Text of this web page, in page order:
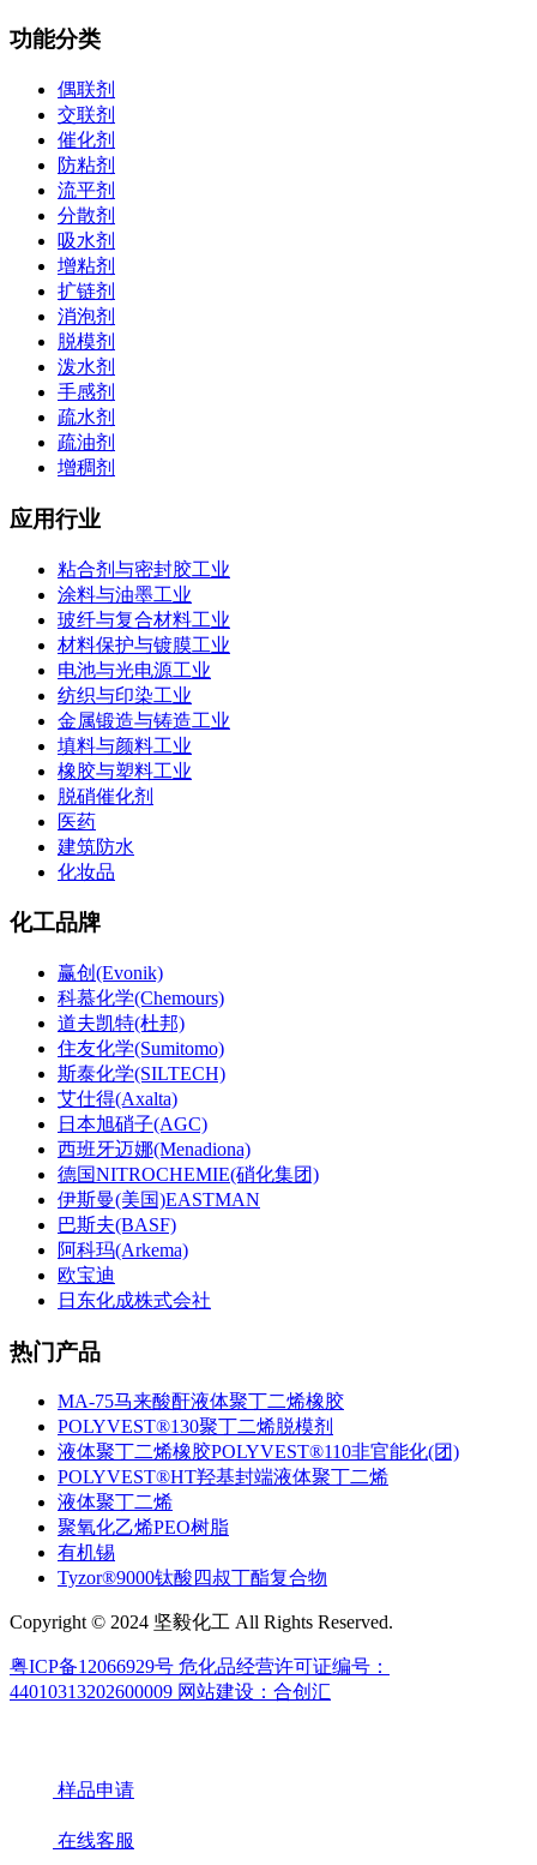
功能分类
偶联剂
交联剂
催化剂
防粘剂
流平剂
分散剂
吸水剂
增粘剂
扩链剂
消泡剂
脱模剂
泼水剂
手感剂
疏水剂
疏油剂
增稠剂
应用行业
粘合剂与密封胶工业
涂料与油墨工业
玻纤与复合材料工业
材料保护与镀膜工业
电池与光电源工业
纺织与印染工业
金属锻造与铸造工业
填料与颜料工业
橡胶与塑料工业
脱硝催化剂
医药
建筑防水
化妆品
化工品牌
赢创(Evonik)
科慕化学(Chemours)
道夫凯特(杜邦)
住友化学(Sumitomo)
斯泰化学(SILTECH)
艾仕得(Axalta)
日本旭硝子(AGC)
西班牙迈娜(Menadiona)
德国NITROCHEMIE(硝化集团)
伊斯曼(美国)EASTMAN
巴斯夫(BASF)
阿科玛(Arkema)
欧宝迪
日东化成株式会社
热门产品
MA-75马来酸酐液体聚丁二烯橡胶
POLYVEST®130聚丁二烯脱模剂
液体聚丁二烯橡胶POLYVEST®110非官能化(团)
POLYVEST®HT羟基封端液体聚丁二烯
液体聚丁二烯
聚氧化乙烯PEO树脂
有机锡
Tyzor®9000钛酸四叔丁酯复合物
Copyright © 2024 坚毅化工 All Rights Reserved.
粤ICP备12066929号 危化品经营许可证编号：
44010313202600009 网站建设：合创汇
样品申请
在线客服